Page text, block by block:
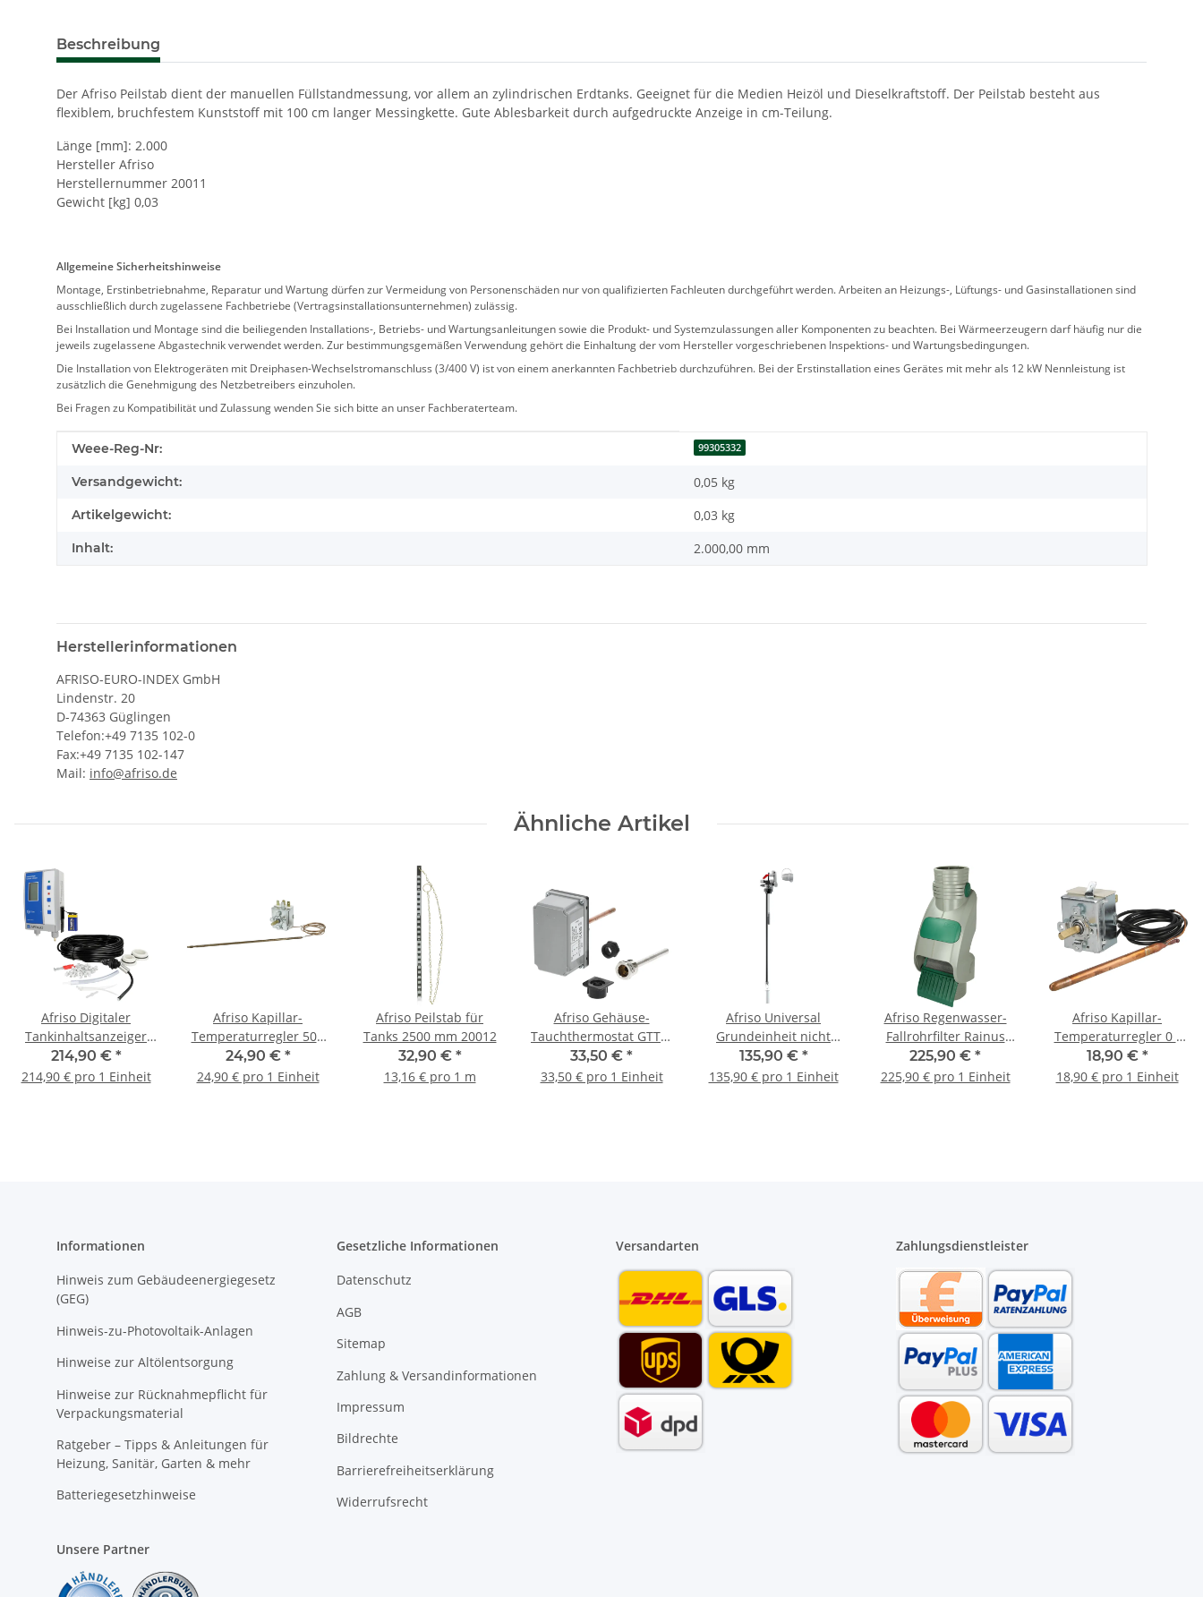
Beschreibung
Der Afriso Peilstab dient der manuellen Füllstandmessung, vor allem an zylindrischen Erdtanks. Geeignet für die Medien Heizöl und Dieselkraftstoff. Der Peilstab besteht aus
flexiblem, bruchfestem Kunststoff mit 100 cm langer Messingkette. Gute Ablesbarkeit durch aufgedruckte Anzeige in cm-Teilung.
Länge [mm]: 2.000
Hersteller Afriso
Herstellernummer 20011
Gewicht [kg] 0,03
Allgemeine Sicherheitshinweise
Montage, Erstinbetriebnahme, Reparatur und Wartung dürfen zur Vermeidung von Personenschäden nur von qualifizierten Fachleuten durchgeführt werden. Arbeiten an Heizungs-, Lüftungs- und Gasinstallationen sind
ausschließlich durch zugelassene Fachbetriebe (Vertragsinstallationsunternehmen) zulässig.
Bei Installation und Montage sind die beiliegenden Installations-, Betriebs- und Wartungsanleitungen sowie die Produkt- und Systemzulassungen aller Komponenten zu beachten. Bei Wärmeerzeugern darf häufig nur die
jeweils zugelassene Abgastechnik verwendet werden. Zur bestimmungsgemäßen Verwendung gehört die Einhaltung der vom Hersteller vorgeschriebenen Inspektions- und Wartungsbedingungen.
Die Installation von Elektrogeräten mit Dreiphasen-Wechselstromanschluss (3/400 V) ist von einem anerkannten Fachbetrieb durchzuführen. Bei der Erstinstallation eines Gerätes mit mehr als 12 kW Nennleistung ist
zusätzlich die Genehmigung des Netzbetreibers einzuholen.
Bei Fragen zu Kompatibilität und Zulassung wenden Sie sich bitte an unser Fachberaterteam.
Produkteigenschaft
Wert
Weee-Reg-Nr: 99305332
Versandgewicht: 0,05 kg
Artikelgewicht: 0,03 kg
Inhalt: 2.000,00 mm
Herstellerinformationen
AFRISO-EURO-INDEX GmbH
Lindenstr. 20
D-74363 Güglingen
Telefon:+49 7135 102-0
Fax:+49 7135 102-147
Mail: info@afriso.de
Ähnliche Artikel
Afriso Digitaler
Tankinhaltsanzeiger
DTA 10 52145
214,90 € *
214,90 € pro 1 Einheit
Afriso Kapillar-
Temperaturregler 50 -
310 °C Kapillarlänge
1000 mm
24,90 € *
24,90 € pro 1 Einheit
Afriso Peilstab für
Tanks 2500 mm 20012
32,90 € *
13,16 € pro 1 m
Afriso Gehäuse-
Tauchthermostat GTT/7
HG 67413, 100 mm
Tauchhülse 67413X
33,50 € *
33,50 € pro 1 Einheit
Afriso Universal
Grundeinheit nicht
kommunizierend mit
Grenzwertgeber Kette
135,90 € *
135,90 € pro 1 Einheit
Afriso Regenwasser-
Fallrohrfilter Rainus
Dachflächen bis 75 m²
Ø 100 mm 53081
225,90 € *
225,90 € pro 1 Einheit
Afriso Kapillar-
Temperaturregler 0 -
90 °C Kapillarlänge
1500 mm
18,90 € *
18,90 € pro 1 Einheit
Informationen
Hinweis zum Gebäudeenergiegesetz
(GEG)
Hinweis-zu-Photovoltaik-Anlagen
Hinweise zur Altölentsorgung
Hinweise zur Rücknahmepflicht für
Verpackungsmaterial
Ratgeber – Tipps & Anleitungen für
Heizung, Sanitär, Garten & mehr
Batteriegesetzhinweise
Gesetzliche Informationen
Datenschutz
AGB
Sitemap
Zahlung & Versandinformationen
Impressum
Bildrechte
Barrierefreiheitserklärung
Widerrufsrecht
Versandarten Zahlungsdienstleister
Unsere Partner